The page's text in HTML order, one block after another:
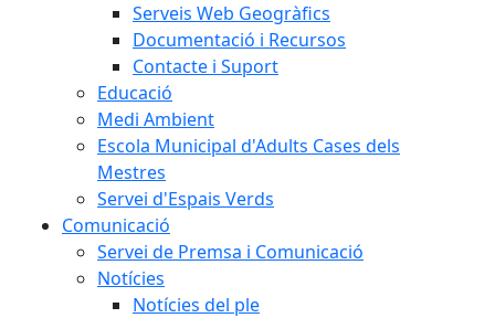
Serveis Web Geogràfics
Documentació i Recursos
Contacte i Suport
Educació
Medi Ambient
Escola Municipal d'Adults Cases dels
Mestres
Servei d'Espais Verds
Comunicació
Servei de Premsa i Comunicació
Notícies
Notícies del ple